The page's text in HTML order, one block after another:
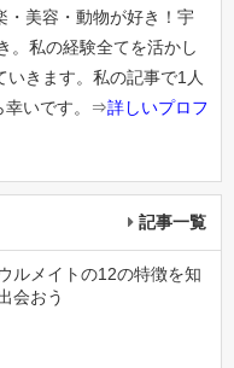
・美容・動物が好き！宇
。私の経験全てを活かし
いきます。私の記事で1人
幸いです。⇒詳しいプロフ
記事一覧
ルメイトの12の特徴を知
会おう